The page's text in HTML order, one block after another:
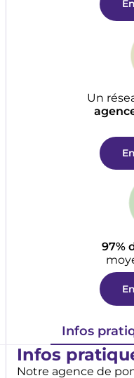
Un
97%
Infos
Infos
Notre agence de